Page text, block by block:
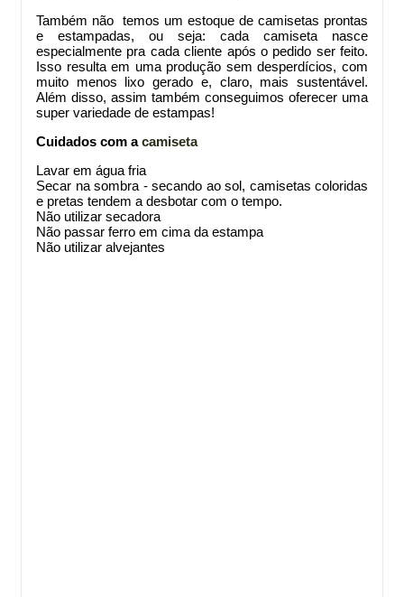
Também não temos um estoque de camisetas prontas
e estampadas, ou seja: cada camiseta nasce
especialmente pra cada cliente após o pedido ser feito.
Isso resulta em uma produção sem desperdícios, com
muito menos lixo gerado e, claro, mais sustentável.
Além disso, assim também conseguimos oferecer uma
super variedade de estampas!
Cuidados com acamiseta
Lavar em água fria
Secar na sombra - secando ao sol, camisetas coloridas
e pretas tendem a desbotar com o tempo.
Não utilizar secadora
Não passar ferro em cima da estampa
Não utilizar alvejantes